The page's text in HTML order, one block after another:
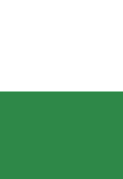
慧帶入農田的那一
場。我們的目標是
到我們工作的意義。
和環境有